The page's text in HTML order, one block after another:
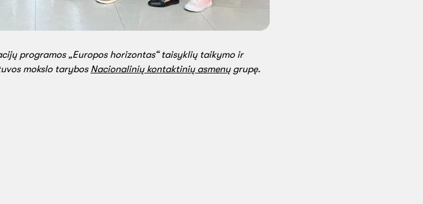
programos „Europos horizontas“ taisyklių taikymo ir
mokslo tarybos Nacionalinių kontaktinių asmenųgrupę.